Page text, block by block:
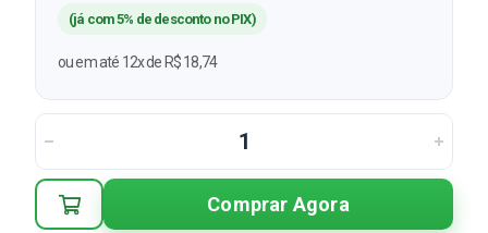
(já com 5% de desconto no PIX)
ou em até 12x de R$ 18,74
Comprar Agora